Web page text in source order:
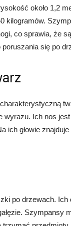
około 1,2
kilogramów.
co sprawia, że
się po
wyrazu. Ich nos jest
ich głowie znajduje
po drzewach. Ich
Szympansy